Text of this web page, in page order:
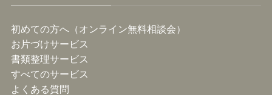
初めての方へ（オンライン無料相談会）
お片づけサービス
書類整理サービス
すべてのサービス
よくある質問